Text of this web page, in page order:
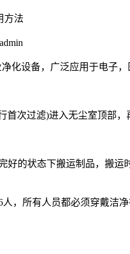
方法
设备，广泛应用于电子，
过滤)进入无尘室顶部，
的状态下搬运制品，搬运
所有人员都必须穿戴洁净